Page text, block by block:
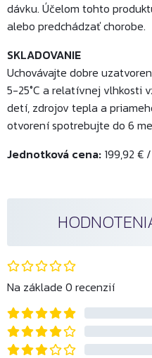
dávku. Účelom tohto
alebo predchádzať chorobe.
SKLADOVANIE
Uchovávajte dobre
5-25°C a relatívnej vlhkosti
detí, zdrojov tepla a
otvorení spotrebujte do 6
Jednotková cena: 199,92 €
Na základe 0 recenzií